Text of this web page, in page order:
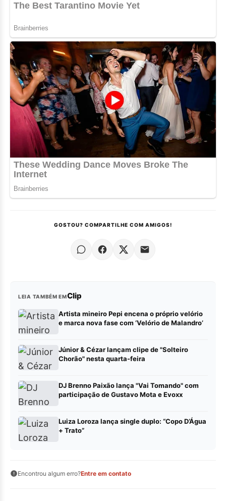
GOSTOU? COMPARTILHE COM AMIGOS!
LEIA TAMBÉM EMClip
Artista mineiro Pepi encena o próprio velório
e marca nova fase com ‘Velório de Malandro’
Júnior & Cézar lançam clipe de "Solteiro
Chorão" nesta quarta-feira
DJ Brenno Paixão lança "Vai Tomando" com
participação de Gustavo Mota e Evoxx
Luiza Loroza lança single duplo: “Copo D’Água
+ Trato”
Encontrou algum erro?Entre em contato